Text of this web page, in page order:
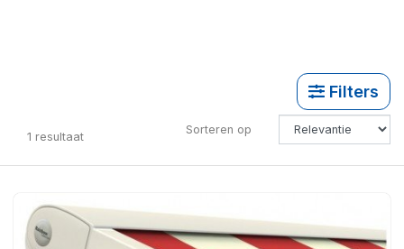
Filters
1 resultaat Sorteren op